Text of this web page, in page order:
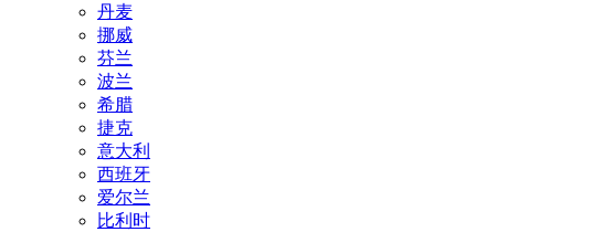
丹麦
挪威
芬兰
波兰
希腊
捷克
意大利
西班牙
爱尔兰
比利时